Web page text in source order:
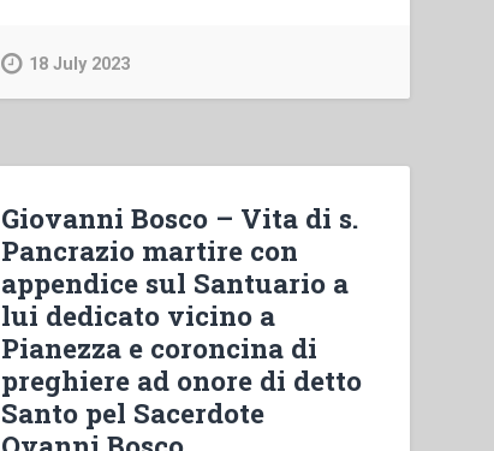
l’esprit
apostolique
de
Don
Bosco”
18 July 2023
Giovanni Bosco – Vita di s.
Pancrazio martire con
appendice sul Santuario a
lui dedicato vicino a
Pianezza e coroncina di
preghiere ad onore di detto
Santo pel Sacerdote